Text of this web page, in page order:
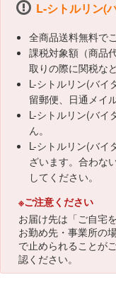
L-シトルリン(
全商品送料無料で
課税対象額（商品
取りの際に関税な
L-シトルリン(バイ
留郵便、日通メイ
L-シトルリン(バイ
ん。
L-シトルリン(バイ
ざいます。合わな
してください。
※ご注意ください
お届け先は「ご自宅
お勤め先・事業所の
で止められることが
認ください。